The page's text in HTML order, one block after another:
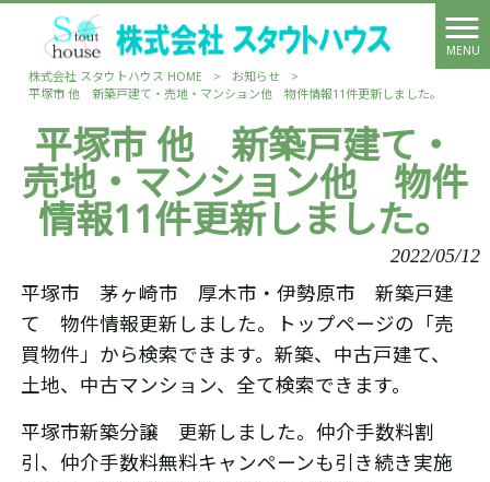
MENU
株式会社 スタウトハウス HOME
> お知らせ
>
平塚市 他 新築戸建て・売地・マンション他 物件情報11件更新しました。
平塚市 他 新築戸建て・
売地・マンション他 物件
情報11件更新しました。
2022/05/12
平塚市 茅ヶ崎市 厚木市・伊勢原市 新築戸建
て 物件情報更新しました。トップページの「売
買物件」から検索できます。新築、中古戸建て、
土地、中古マンション、全て検索できます。
平塚市新築分譲 更新しました。仲介手数料割
引、仲介手数料無料キャンペーンも引き続き実施